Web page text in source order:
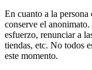
En cuanto a la
conserve el
esfuerzo, renunciar a
tiendas, etc. No todos
este momento.